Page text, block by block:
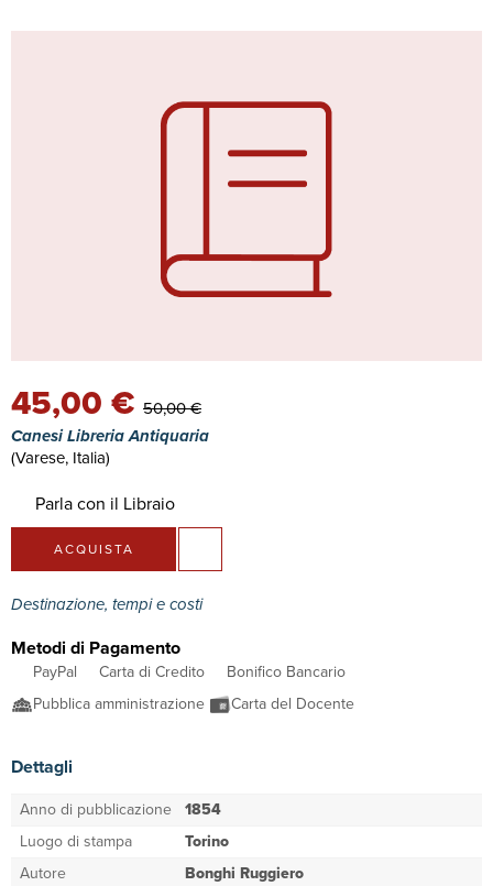
45,00 € 50,00 €
Canesi Libreria Antiquaria
(Varese, Italia)
Parla con il Libraio
ACQUISTA
Destinazione, tempi e costi
Metodi di Pagamento
PayPal Carta di Credito
Bonifico Bancario
Pubblica amministrazione
Carta del Docente
Dettagli
Anno di pubblicazione 1854
Luogo di stampa
Torino
Autore
Bonghi Ruggiero